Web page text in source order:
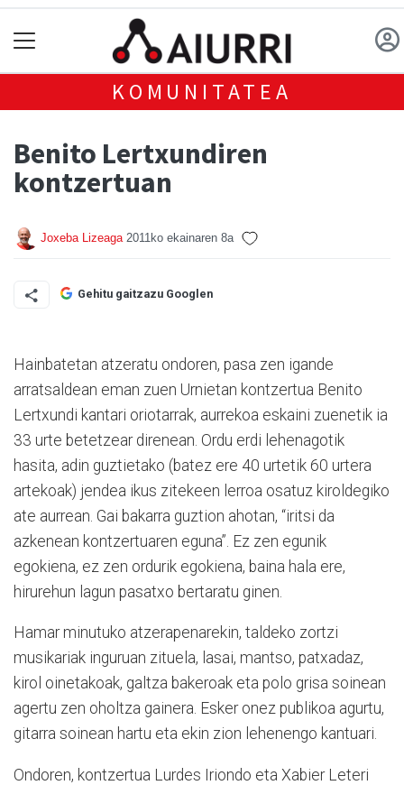
KOMUNITATEA
Benito Lertxundiren
kontzertuan
Joxeba Lizeaga 2011ko ekainaren 8a
Gehitu gaitzazu Googlen
Hainbatetan atzeratu ondoren, pasa zen igande
arratsaldean eman zuen Urnietan kontzertua Benito
Lertxundi kantari oriotarrak, aurrekoa eskaini zuenetik ia
33 urte betetzear direnean. Ordu erdi lehenagotik
hasita, adin guztietako (batez ere 40 urtetik 60 urtera
artekoak) jendea ikus zitekeen lerroa osatuz kiroldegiko
ate aurrean. Gai bakarra guztion ahotan, “iritsi da
azkenean kontzertuaren eguna”. Ez zen egunik
egokiena, ez zen ordurik egokiena, baina hala ere,
hirurehun lagun pasatxo bertaratu ginen.
Hamar minutuko atzerapenarekin, taldeko zortzi
musikariak inguruan zituela, lasai, mantso, patxadaz,
kirol oinetakoak, galtza bakeroak eta polo grisa soinean
agertu zen oholtza gainera. Esker onez publikoa agurtu,
gitarra soinean hartu eta ekin zion lehenengo kantuari.
Ondoren, kontzertua Lurdes Iriondo eta Xabier Leteri